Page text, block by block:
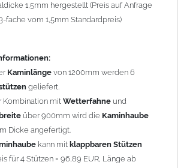
1,5mm hergestellt (Preis auf Anfrage
fache vom 1,5mm Standardpreis)
Kaminlänge von 1200mm werden 6
geliefert.
Kombination mitWetterfahne und
über 900mm wird die Kaminhaube
Dicke angefertigt.
kann mit klappbaren Stützen
für 4 Stützen = 96,89 EUR, Länge ab